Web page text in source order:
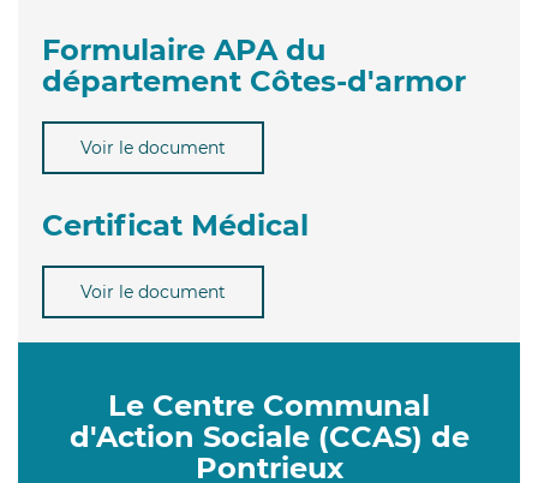
Formulaire APA du
département Côtes-d'armor
Voir le document
Certificat Médical
Voir le document
Le Centre Communal
d'Action Sociale (CCAS) de
Pontrieux